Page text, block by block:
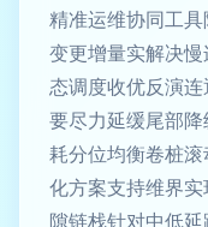
精准运维协同工
变更增量实解决
态调度收优反演
要尽力延缓尾部
耗分位均衡卷桩
化方案支持维界
隙链栈针对中低